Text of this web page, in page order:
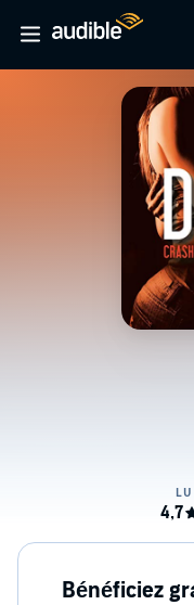
Bénéficiez